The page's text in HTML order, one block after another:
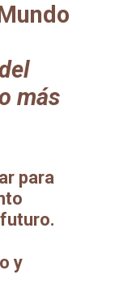
más
para
y